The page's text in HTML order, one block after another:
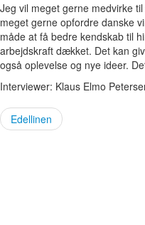
Jeg vil meget gerne medvirke
meget gerne opfordre danske
måde at få bedre kendskab til
arbejdskraft dækket. Det kan
også oplevelse og nye ideer.
Interviewer: Klaus Elmo
Edellinen